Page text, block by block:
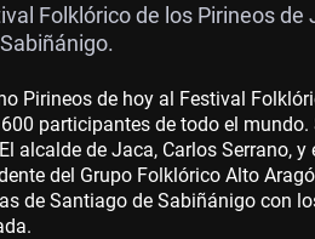
Folklórico de los Pirineos
Pirineos de hoy al Festival
participantes de todo el
alcalde de Jaca, Carlos Serrano,
del Grupo Folklórico Alto
de Santiago de Sabiñánigo con